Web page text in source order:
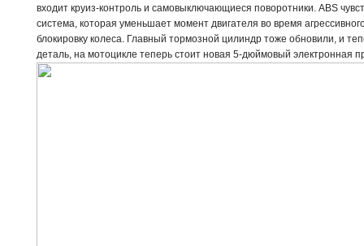
входит круиз-контроль и самовыключающиеся поворотники. ABS
система, которая уменьшает момент двигателя во время
блокировку колеса. Главный тормозной цилиндр тоже обновили, и
деталь, на мотоцикле теперь стоит новая 5-дюймовый электронная